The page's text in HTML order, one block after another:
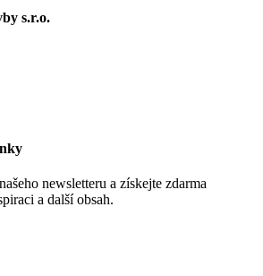
s.r.o.
newsletteru a získejte zdarma
a další obsah.